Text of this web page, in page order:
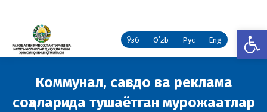
Ўзб Oʻzb Рус Eng
Коммунал, савдо ва реклама
соҳаларида тушаётган мурожаатлар